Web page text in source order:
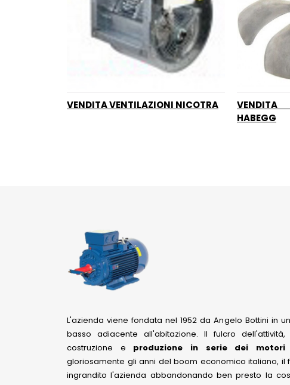
VENDITA VENTILAZIONI NICOTRA
VENDITA
HABEGG
L'azienda viene fondata nel 1952 da Angelo Bottini in
basso adiacente all'abitazione. Il fulcro
costruzione e produzione in serie dei motori
gloriosamente gli anni del boom economico italiano, il
ingrandito l'azienda abbandonando ben presto la